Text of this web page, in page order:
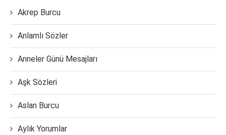
Akrep Burcu
Anlamlı Sözler
Anneler Günü Mesajları
Aşk Sözleri
Aslan Burcu
Aylık Yorumlar